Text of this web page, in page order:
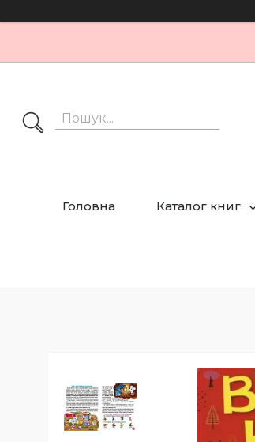
Головна Каталог книг